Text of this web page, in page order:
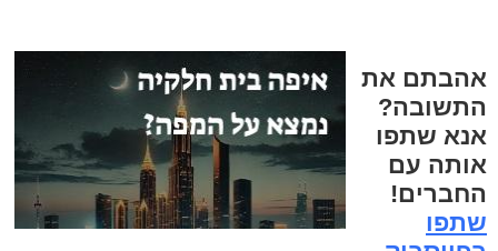
אהבתם את
התשובה?
אנא שתפו
אותה עם
החברים!
שתפו